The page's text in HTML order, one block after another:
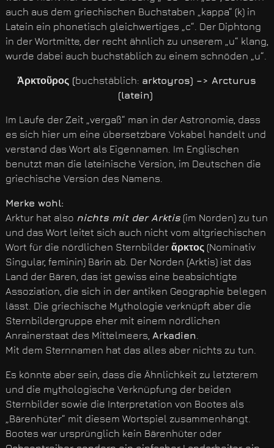
auch aus dem griechischen Buchstaben „kappa“ (k) in
Latein ein phonetisch gleichwertiges „c“. Der Diphtong
in der Wortmitte, der recht ähnlich zu unserem „u“ klang,
wurde dabei auch buchstäblich zu einem schnöden „u“.
Ἀρκτοῦρος (buchstäblich: arktoyros) –> Arcturus
(latein)
Im Laufe der Zeit „vergaß“ man in der Astronomie, dass
es sich hier um eine übersetzbare Vokabel handelt und
verstand das Wort als Eigennamen. Im Englischen
benutzt man die lateinische Version, im Deutschen die
griechische Version des Namens.
Merke wohl:
Arktur hat also nichts mit der Arktis(im Norden) zu tun
und das Wort leitet sich auch nicht vom altgriechischen
Wort für die nördlichen Sternbilder ἄρκτος(Nominativ
Singular, feminin) Bärin ab. Der Norden (Arktis) ist das
Land der Bären, das ist gewiss eine beabsichtigte
Assoziation, die sich in der antiken Geographie belegen
lässt. Die griechische Mythologie verknüpft aber die
Sternbildergruppe eher mit einem nördlichen
Anrainerstaat des Mittelmeers, Arkadien
Mit dem Sternnamen hat das alles aber nichts zu tun.
Es könnte aber sein, dass die Ähnlichkeit zu letzterem
und die mythologische Verknüpfung der beiden
Sternbilder sowie die Interpretation von Bootes als
„Bärenhüter“ mit diesem Wortspiel zusammenhängt.
Bootes war ursprünglich kein Bärenhüter oder